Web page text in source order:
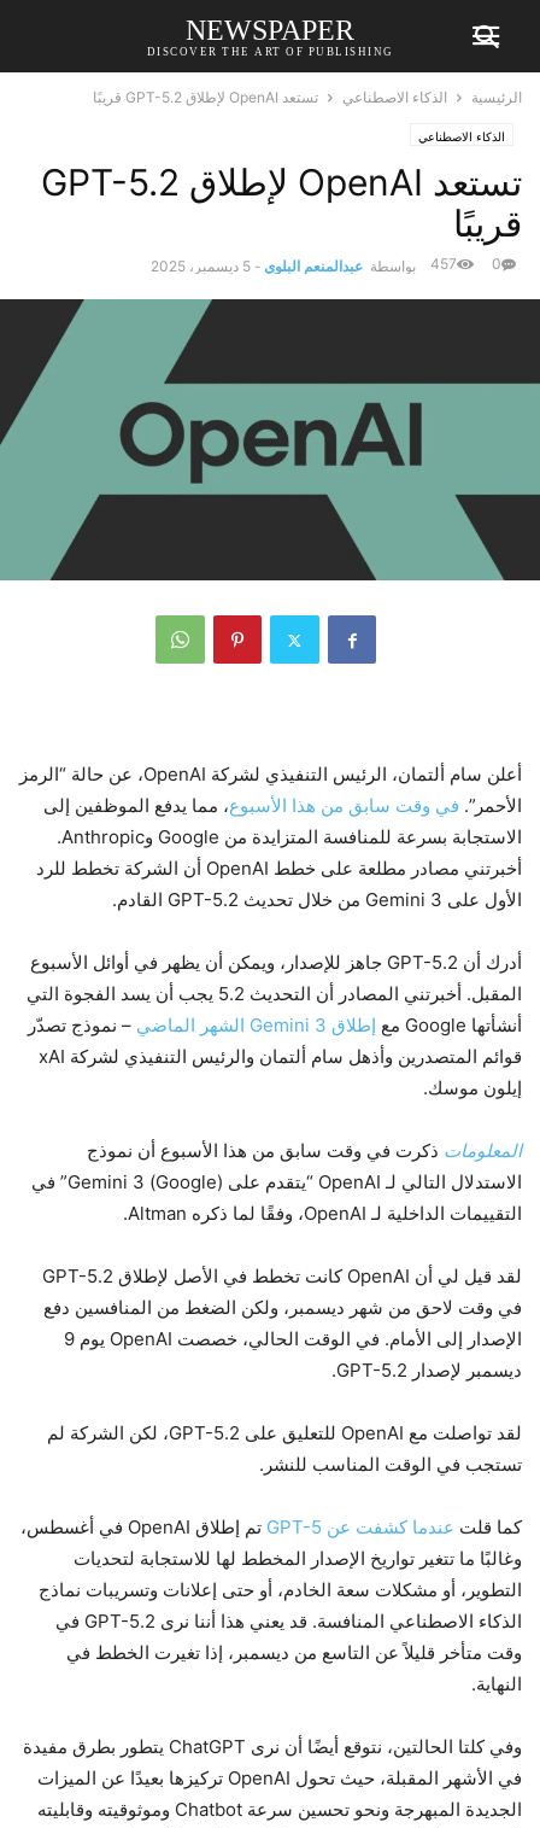
NEWSPAPER
DISCOVER THE ART OF PUBLISHING
الرئيسية الذكاء الاصطناعي تستعد OpenAI لإطلاق GPT-5.2 قريبًا
الذكاء الاصطناعي
تستعد OpenAI لإطلاق GPT-5.2
قريبًا
بواسطة عبدالمنعم البلوي - 5 ديسمبر، 2025 0
457
أعلن سام ألتمان، الرئيس التنفيذي لشركة OpenAI، عن حالة “الرمز
الأحمر”. في وقت سابق من هذا الأسبوع، مما يدفع الموظفين إلى
الاستجابة بسرعة للمنافسة المتزايدة من Google وAnthropic.
أخبرتني مصادر مطلعة على خطط OpenAI أن الشركة تخطط للرد
الأول على Gemini 3 من خلال تحديث GPT-5.2 القادم.
أدرك أن GPT-5.2 جاهز للإصدار، ويمكن أن يظهر في أوائل الأسبوع
المقبل. أخبرتني المصادر أن التحديث 5.2 يجب أن يسد الفجوة التي
أنشأتها Google مع
إطلاق Gemini 3 الشهر الماضي
– نموذج تصدّر
قوائم المتصدرين وأذهل سام ألتمان والرئيس التنفيذي لشركة xAI
إيلون موسك.
المعلومات ذكرت في وقت سابق من هذا الأسبوع أن نموذج
الاستدلال التالي لـ OpenAI “يتقدم على (Google) Gemini 3” في
التقييمات الداخلية لـ OpenAI، وفقًا لما ذكره Altman.
لقد قيل لي أن OpenAI كانت تخطط في الأصل لإطلاق GPT-5.2
في وقت لاحق من شهر ديسمبر، ولكن الضغط من المنافسين دفع
الإصدار إلى الأمام. في الوقت الحالي، خصصت OpenAI يوم 9
ديسمبر لإصدار GPT-5.2.
لقد تواصلت مع OpenAI للتعليق على GPT-5.2، لكن الشركة لم
تستجب في الوقت المناسب للنشر.
كما قلت عندما كشفت عن GPT-5
تم إطلاق OpenAI في أغسطس،
وغالبًا ما تتغير تواريخ الإصدار المخطط لها للاستجابة لتحديات
التطوير، أو مشكلات سعة الخادم، أو حتى إعلانات وتسريبات نماذج
الذكاء الاصطناعي المنافسة. قد يعني هذا أننا نرى GPT-5.2 في
وقت متأخر قليلاً عن التاسع من ديسمبر، إذا تغيرت الخطط في
النهاية.
وفي كلتا الحالتين، نتوقع أيضًا أن نرى ChatGPT يتطور بطرق مفيدة
في الأشهر المقبلة، حيث تحول OpenAI تركيزها بعيدًا عن الميزات
الجديدة المبهرجة ونحو تحسين سرعة Chatbot وموثوقيته وقابليته